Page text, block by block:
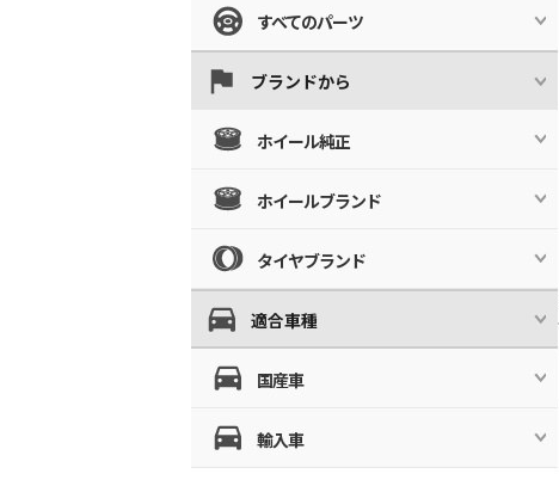
すべてのパーツ
ブランドから
ホイール純正
ホイールブランド
タイヤブランド
適合車種
国産車
輸入車